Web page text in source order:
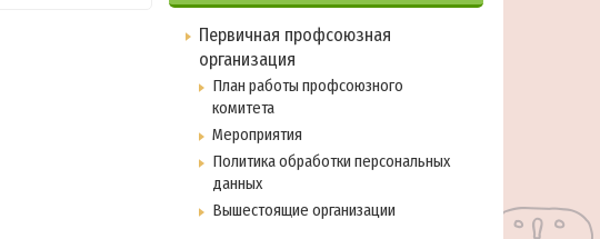
Первичная профсоюзная
организация
План работы профсоюзного
комитета
Мероприятия
Политика обработки персональных
данных
Вышестоящие организации